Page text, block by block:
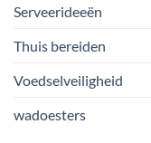
Serveerideeën
Thuis bereiden
Voedselveiligheid
wadoesters